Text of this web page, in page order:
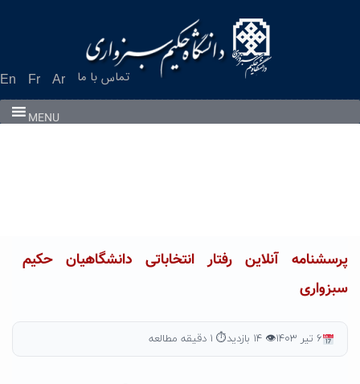
En Fr Ar تماس با ما
MENU
پرسشنامه آنلاین رفتار انتخاباتی دانشگاهیان حکیم
سبزواری
۶ تیر ۱۴۰۳ 👁 ۱۴ بازدید ⏱ ۱ دقیقه مطالعه